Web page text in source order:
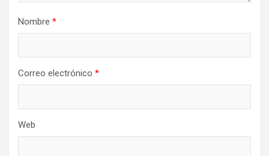
Nombre *
Correo electrónico *
Web